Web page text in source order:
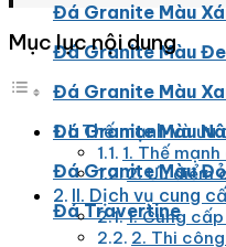
Đá Granite Màu
Đá Granite Màu
Đá Granite Màu
Đá Granite Màu
Đá Granite Màu Đỏ
Đá Travertine
Mục lục nội dung
I. Thế mạnh và
1. Thế
2. Ưu điểm
II. Dịch vụ cung
1. Cung
2. Thi